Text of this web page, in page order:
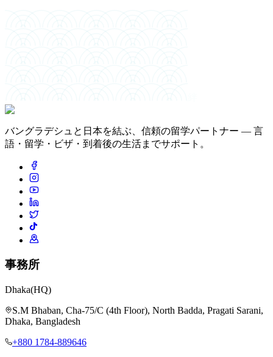
バングラデシュと日本を結ぶ、信頼の留学パートナー — 言
語・留学・ビザ・到着後の生活までサポート。
事務所
Dhaka(HQ)
S.M Bhaban, Cha-75/C (4th Floor), North Badda, Pragati Sarani,
Dhaka, Bangladesh
+880 1784-889646